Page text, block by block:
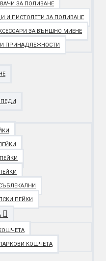
ЗА ПОЛИВАНЕ
И ПИСТОЛЕТИ ЗА ПОЛИВАНЕ
ЗА ВЪНШНО МИЕНЕ
ПРИНАДЛЕЖНОСТИ
ПЕЙКИ
КОШЧЕТА